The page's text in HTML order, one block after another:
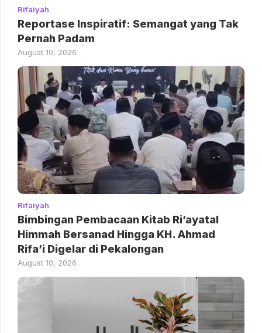
Rifaiyah
Reportase Inspiratif: Semangat yang Tak
Pernah Padam
August 10, 2026
Rifaiyah
Bimbingan Pembacaan Kitab Ri’ayatal
Himmah Bersanad Hingga KH. Ahmad
Rifa’i Digelar di Pekalongan
August 10, 2026